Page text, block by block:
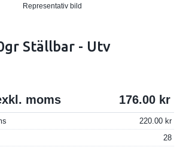
Representativ bild
Ställbar - Utv
moms 176.00
220.00
28